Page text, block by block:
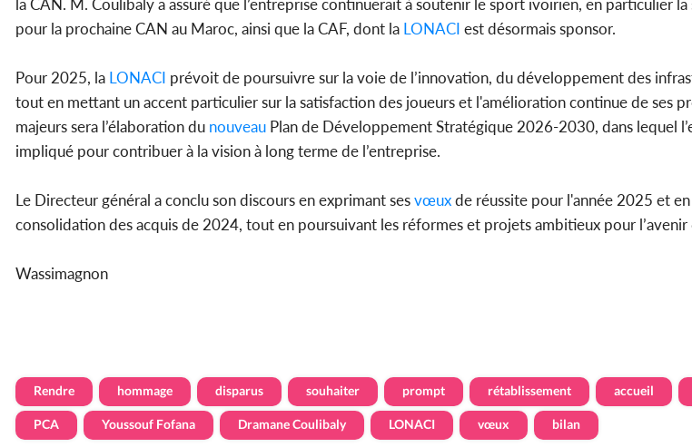
la CAN. M. Coulibaly a assuré que l’entreprise continuerait à soutenir le sport ivoirien, en particulier
pour la prochaine CAN au Maroc, ainsi que la CAF, dont la LONACI est désormais sponsor.
Pour 2025, la LONACI prévoit de poursuivre sur la voie de l’innovation, du développement des
tout en mettant un accent particulier sur la satisfaction des joueurs et l'amélioration continue de ses
majeurs sera l’élaboration du nouveau Plan de Développement Stratégique 2026-2030, dans lequel
impliqué pour contribuer à la vision à long terme de l’entreprise.
Le Directeur général a conclu son discours en exprimant sesvœuxde réussite pour l'année 2025 et
consolidation des acquis de 2024, tout en poursuivant les réformes et projets ambitieux pour l’avenir
Wassimagnon
Rendre hommage disparus souhaiter prompt rétablissement accueil
PCA Youssouf Fofana Dramane Coulibaly LONACI vœux bilan